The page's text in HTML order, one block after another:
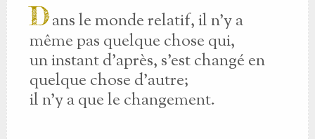
Dans le monde relatif, il n'y a
même pas quelque chose qui,
un instant d'après, s'est changé en
quelque chose d'autre;
il n'y a que le changement.